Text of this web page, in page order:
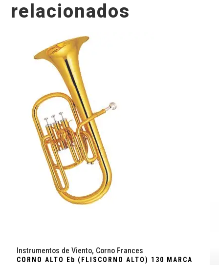
relacionados
Instrumentos de Viento, Corno Frances
CORNO ALTO Eb (FLISCORNO ALTO) 130 MARCA